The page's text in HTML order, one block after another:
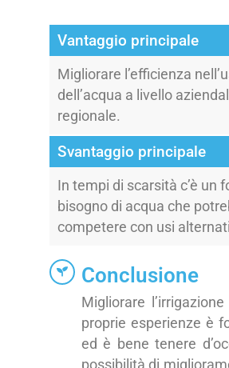
Vantaggio principale
Migliorare l’efficienza
dell’acqua a livello
regionale.
Svantaggio principale
In tempi di scarsità c’è un
bisogno di acqua che
competere con usi
Conclusione
Migliorare
proprie esperienze è
ed è bene tenere